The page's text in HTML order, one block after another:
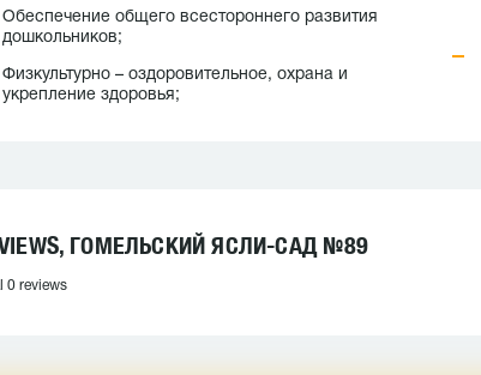
Обеспечение общего всестороннего развития
дошкольников;
Физкультурно – оздоровительное, охрана и
укрепление здоровья;
ГОМЕЛЬСКИЙ ЯСЛИ-САД №89
0 reviews